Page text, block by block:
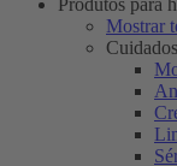
Produtos para
Mostrar